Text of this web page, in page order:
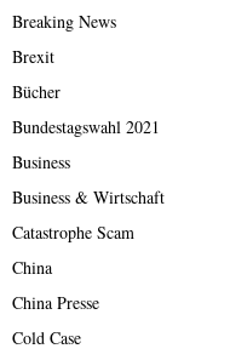
Breaking News
Brexit
Bücher
Bundestagswahl 2021
Business
Business & Wirtschaft
Catastrophe Scam
China
China Presse
Cold Case